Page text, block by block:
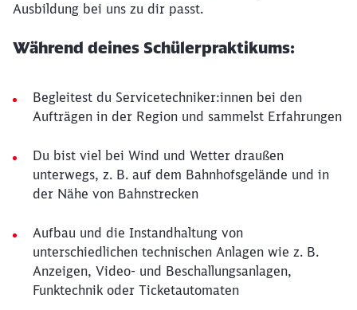
Ausbildung bei uns zu dir passt.
Während deines Schülerpraktikums:
Begleitest du Servicetechniker:innen bei den
Aufträgen in der Region und sammelst Erfahrungen
Du bist viel bei Wind und Wetter draußen
unterwegs, z. B. auf dem Bahnhofsgelände und in
der Nähe von Bahnstrecken
Aufbau und die Instandhaltung von
unterschiedlichen technischen Anlagen wie z. B.
Anzeigen, Video- und Beschallungsanlagen,
Funktechnik oder Ticketautomaten